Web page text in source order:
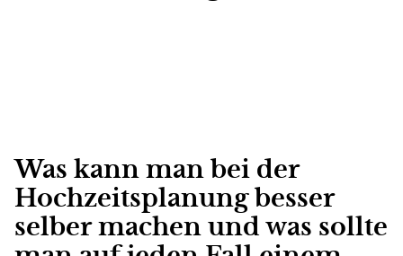
Was kann man bei der
Hochzeitsplanung besser
selber machen und was sollte